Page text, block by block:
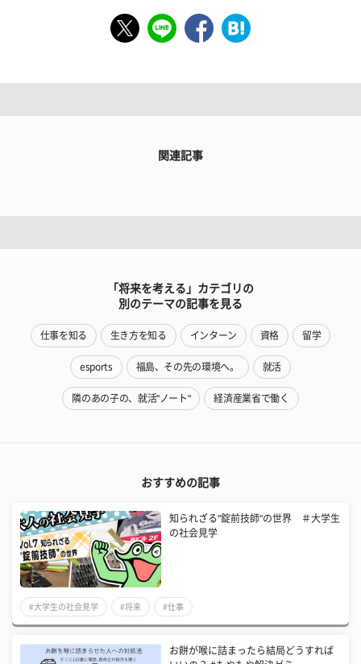
関連記事
「将来を考える」カテゴリの
別のテーマの記事を見る
仕事を知る 生き方を知る インターン 資格 留学
esports 福島、その先の環境へ。 就活
隣のあの子の、就活"ノート" 経済産業省で働く
おすすめの記事
知られざる"錠前技師"の世界 ＃大学生
の社会見学
#大学生の社会見学 #将来 #仕事
お餅が喉に詰まったら結局どうすれば